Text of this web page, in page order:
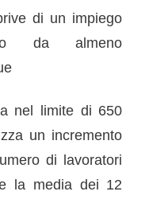
di un impiego
da almeno
nel limite di 650
un incremento
di lavoratori
la media dei 12